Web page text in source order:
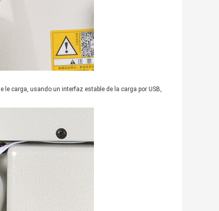
le carga, usando un interfaz estable de la carga por USB,